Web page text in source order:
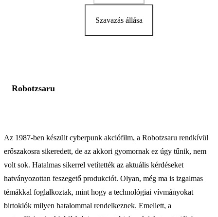
Szavazás állása
Robotzsaru
Az 1987-ben készült cyberpunk akciófilm, a Robotzsaru rendkívül
erőszakosra sikeredett, de az akkori gyomornak ez úgy tűnik, nem
volt sok. Hatalmas sikerrel vetítették az aktuális kérdéseket
hatványozottan feszegető produkciót. Olyan, még ma is izgalmas
témákkal foglalkoztak, mint hogy a technológiai vívmányokat
birtoklók milyen hatalommal rendelkeznek. Emellett, a